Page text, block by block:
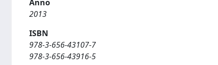
Anno
2013
ISBN
978-3-656-43107-7
978-3-656-43916-5